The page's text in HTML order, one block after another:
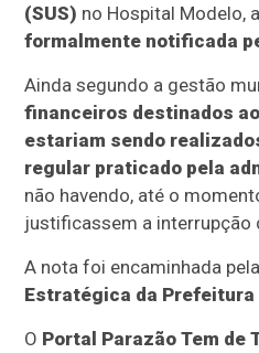
(SUS) no Hospital Modelo,
formalmente notificada
Ainda segundo a gestão
financeiros destinados
estariam sendo
regular praticado pela
não havendo, até o
justificassem a interrupção
A nota foi encaminhada pela
Estratégica da Prefeitura
O Portal Parazão Tem de